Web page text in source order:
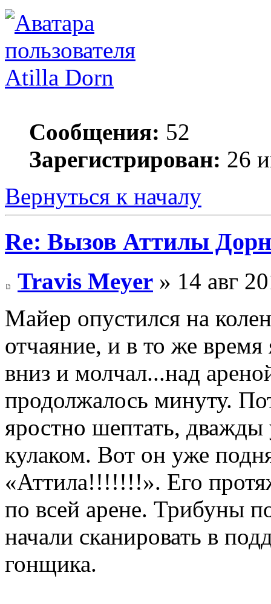
Atilla Dorn
Сообщения: 52
Зарегистрирован: 26
Вернуться к началу
Re: Вызов Аттилы
Travis Meyer » 14 авг
Майер опустился на
отчаяние, и в то же
вниз и молчал...над
продолжалось минуту.
яростно шептать, дважды
кулаком. Вот он уже
«Аттила!!!!!!!». Его
по всей арене. Трибуны
начали сканировать в
гонщика.